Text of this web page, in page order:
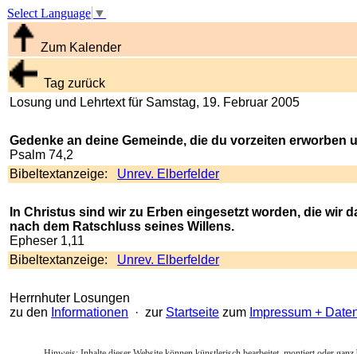
Select Language ▼
Zum Kalender
Tag zurück
Losung und Lehrtext für Samstag, 19. Februar 2005
Gedenke an deine Gemeinde, die du vorzeiten erworben
Psalm 74,2
Bibeltextanzeige: Unrev. Elberfelder
In Christus sind wir zu Erben eingesetzt worden, die wir
nach dem Ratschluss seines Willens.
Epheser 1,11
Bibeltextanzeige: Unrev. Elberfelder
Herrnhuter Losungen
zu den Informationen · zur Startseite zum Impressum +